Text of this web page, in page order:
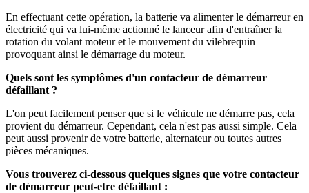
En effectuant cette opération, la batterie va alimenter le démarreur en
électricité qui va lui-même actionné le lanceur afin d'entraîner la
rotation du volant moteur et le mouvement du vilebrequin
provoquant ainsi le démarrage du moteur.
Quels sont les symptômes d'un contacteur de démarreur
défaillant ?
L'on peut facilement penser que si le véhicule ne démarre pas, cela
provient du démarreur. Cependant, cela n'est pas aussi simple. Cela
peut aussi provenir de votre batterie, alternateur ou toutes autres
pièces mécaniques.
Vous trouverez ci-dessous quelques signes que votre contacteur
de démarreur peut-etre défaillant :